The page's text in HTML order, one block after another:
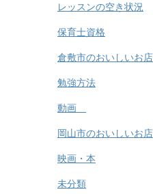
レッスンの空き状況
保育士資格
倉敷市のおいしいお店
勉強方法
動画
岡山市のおいしいお店
映画・本
未分類